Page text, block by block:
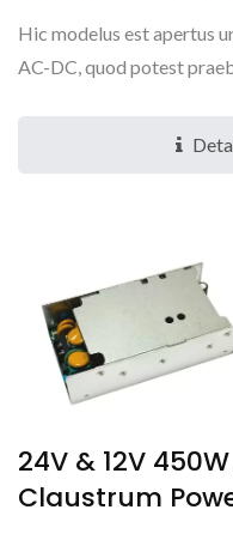
Hic modelus est apertus
AC-DC, quod potest
450W. Potest tolerare...
24V & 12V
Claustrum